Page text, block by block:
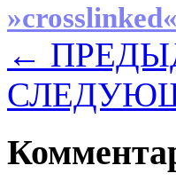
»crosslinked«
←